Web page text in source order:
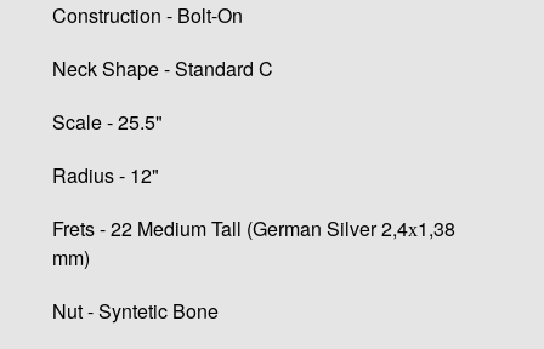
Construction - Bolt-On
Neck Shape - Standard C
Scale - 25.5"
Radius - 12"
Frets - 22 Medium Tall (German Silver 2,4х1,38
mm)
Nut - Syntetic Bone